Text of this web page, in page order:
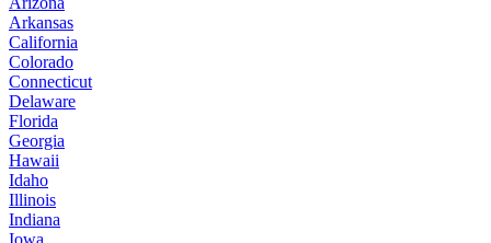
Arkansas
California
Colorado
Connecticut
Delaware
Florida
Georgia
Hawaii
Idaho
Illinois
Indiana
Iowa